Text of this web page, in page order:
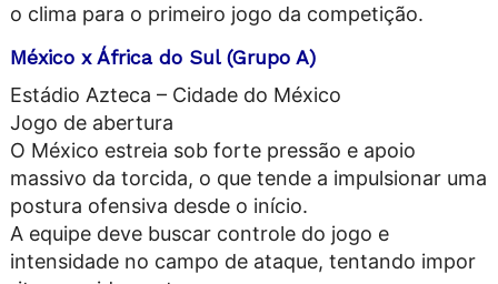
o clima para o primeiro jogo da competição.
México x África do Sul (Grupo A)
Estádio Azteca – Cidade do México
Jogo de abertura
O México estreia sob forte pressão e apoio
massivo da torcida, o que tende a impulsionar uma
postura ofensiva desde o início.
A equipe deve buscar controle do jogo e
intensidade no campo de ataque, tentando impor